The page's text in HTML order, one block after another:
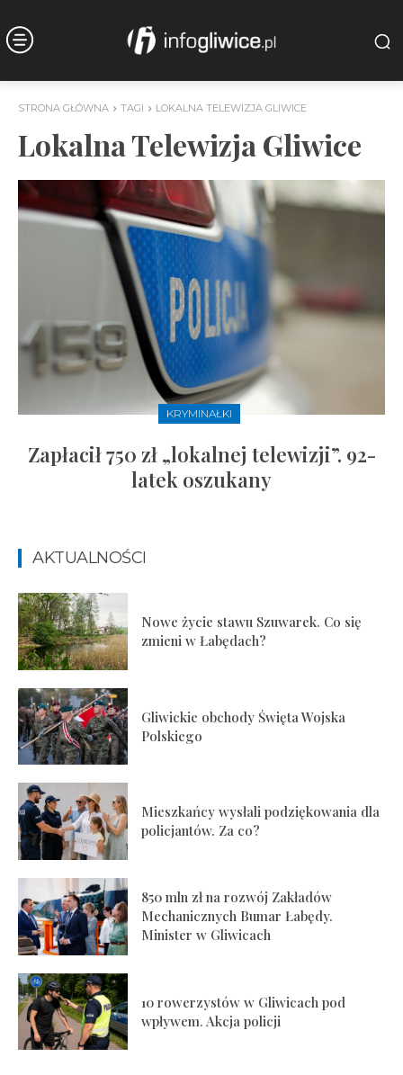
STRONA GŁÓWNA TAGI LOKALNA TELEWIZJA GLIWICE
Lokalna Telewizja Gliwice
KRYMINAŁKI
Zapłacił 750 zł „lokalnej telewizji”. 92-
latek oszukany
AKTUALNOŚCI
Nowe życie stawu Szuwarek. Co się
zmieni w Łabędach?
Gliwickie obchody Święta Wojska
Polskiego
Mieszkańcy wysłali podziękowania dla
policjantów. Za co?
850 mln zł na rozwój Zakładów
Mechanicznych Bumar Łabędy.
Minister w Gliwicach
10 rowerzystów w Gliwicach pod
wpływem. Akcja policji